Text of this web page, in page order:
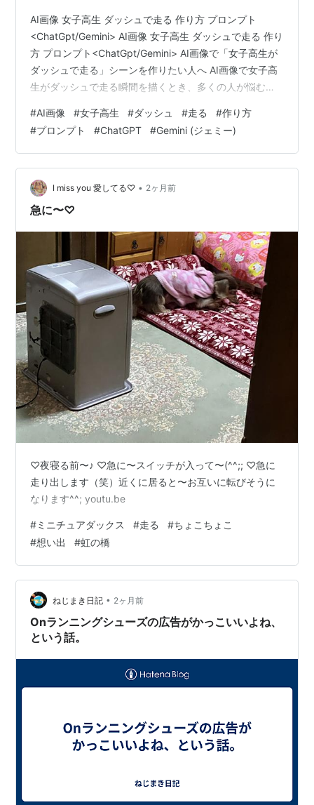
AI画像 女子高生 ダッシュで走る 作り方 プロンプト
<ChatGpt/Gemini> AI画像 女子高生 ダッシュで走る 作り
方 プロンプト<ChatGpt/Gemini> AI画像で「女子高生が
ダッシュで走る」シーンを作りたい人へ AI画像で女子高
生がダッシュで走る瞬間を描くとき、多くの人が悩むの
る構図 です。静止画でありながら、スピード感や息づか
いまで伝わるような AI画像 を作るには、プロンプトの組
み立て方が非常に重要になります。 特に ChatGPT や
Gemini を使ってプロンプトを生成する場合、走る動作の
描写をどれだけ具…
#AI画像 #女子高生 #ダッシュ #走る #作り方
#プロンプト #ChatGPT #Gemini (ジェミー)
I miss you 愛してる♡ • 2ヶ月前
急に〜♡
♡夜寝る前〜♪ ♡急に〜スイッチが入って〜(^^;; ♡急に
走り出します（笑）近くに居ると〜お互いに転びそうに
なります^^; youtu.be
#ミニチュアダックス #走る #ちょこちょこ
#想い出 #虹の橋
ねじまき日記 • 2ヶ月前
Onランニングシューズの広告がかっこいいよね、
という話。